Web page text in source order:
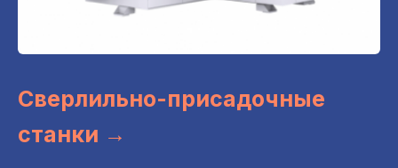
Сверлильно-присадочные
станки →